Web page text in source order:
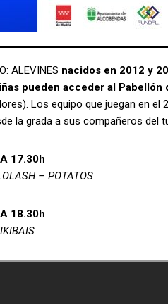
ALEVINES nacidos en 2012 y
pueden acceder al Pabellón
Los equipo que juegan en el
la grada a sus compañeros del
17.30h
– POTATOS
18.30h